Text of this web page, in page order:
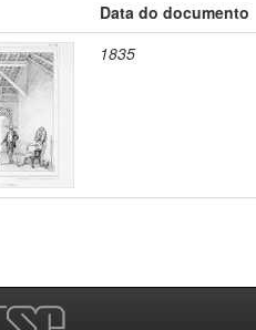
Data do documento
1835